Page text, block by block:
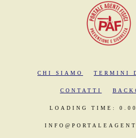
CHI SIAMO TERMINI
CONTATTI
LOADING TIME: